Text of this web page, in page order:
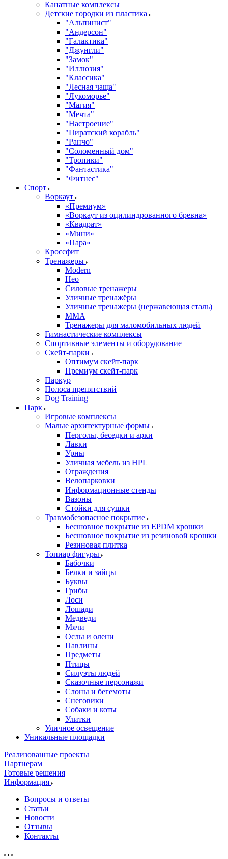
Канатные комплексы
Детские городки из пластика
"Альпинист"
"Андерсон"
"Галактика"
"Джунгли"
"Замок"
"Иллюзия"
"Классика"
"Лесная чаща"
"Лукоморье"
"Магия"
"Мечта"
"Настроение"
"Пиратский корабль"
"Ранчо"
"Соломенный дом"
"Тропики"
"Фантастика"
"Фитнес"
Спорт
Воркаут
«Премиум»
«Воркаут из оцилиндрованного бревна»
«Квадрат»
«Мини»
«Пара»
Кроссфит
Тренажеры
Modern
Нео
Силовые тренажеры
Уличные тренажёры
Уличные тренажеры (нержавеющая сталь)
ММА
Тренажеры для маломобильных людей
Гимнастические комплексы
Спортивные элементы и оборудование
Скейт-парки
Оптимум скейт-парк
Премиум скейт-парк
Паркур
Полоса препятствий
Dog Training
Парк
Игровые комплексы
Малые архитектурные формы
Перголы, беседки и арки
Лавки
Урны
Уличная мебель из HPL
Ограждения
Велопарковки
Информационные стенды
Вазоны
Стойки для сушки
Травмобезопасное покрытие
Бесшовное покрытие из EPDM крошки
Бесшовное покрытие из резиновой крошки
Резиновая плитка
Топиар фигуры
Бабочки
Белки и зайцы
Буквы
Грибы
Лоси
Лошади
Медведи
Мячи
Ослы и олени
Павлины
Предметы
Птицы
Силуэты людей
Сказочные персонажи
Слоны и бегемоты
Снеговики
Собаки и коты
Улитки
Уличное освещение
Уникальные площадки
Реализованные проекты
Партнерам
Готовые решения
Информация
Вопросы и ответы
Статьи
Новости
Отзывы
Контакты